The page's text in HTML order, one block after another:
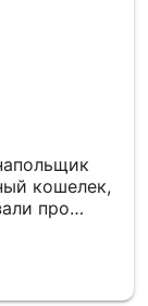
кошелек,
про
Антон